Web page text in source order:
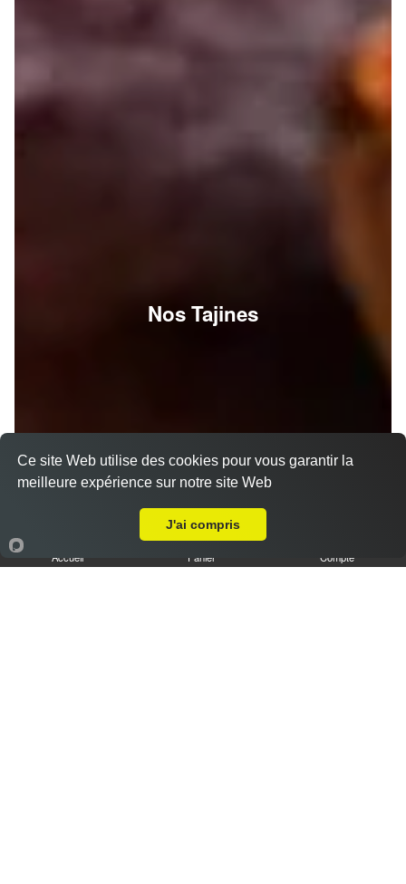
Nos Tajines
Accueil Panier Compte
Ce site Web utilise des cookies pour vous garantir la
meilleure expérience sur notre site Web
J'ai compris